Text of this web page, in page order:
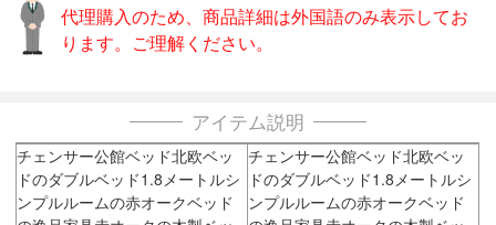
代理購入のため、商品詳細は外国語のみ表示してお
ります。ご理解ください。
アイテム説明
チェンサー公館ベッド北欧ベッ
ドのダブルベッド1.8メートルシ
ンプルルームの赤オークベッド
チェンサー公館ベッド北欧ベッ
ドのダブルベッド1.8メートルシ
ンプルルームの赤オークベッド